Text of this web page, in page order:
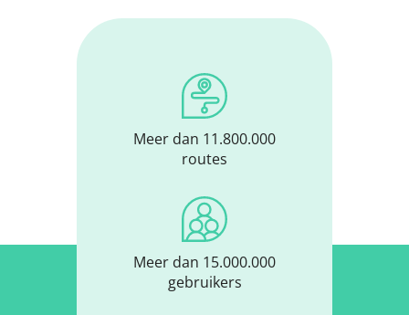
Meer dan 11.800.000
routes
Meer dan 15.000.000
gebruikers